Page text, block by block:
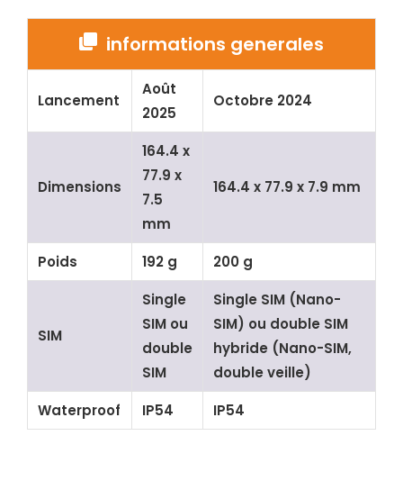
informations generales
Lancement
Août
2025
Octobre 2024
Dimensions
164.4 x
77.9 x
7.5
mm
164.4 x 77.9 x 7.9 mm
Poids 192 g 200 g
SIM
Single
SIM ou
double
SIM
Single SIM (Nano-
SIM) ou double SIM
hybride (Nano-SIM,
double veille)
Waterproof
IP54 IP54